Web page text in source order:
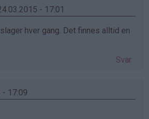
- 17:01
hver gang. Det finnes alltid en
Svar
17:09